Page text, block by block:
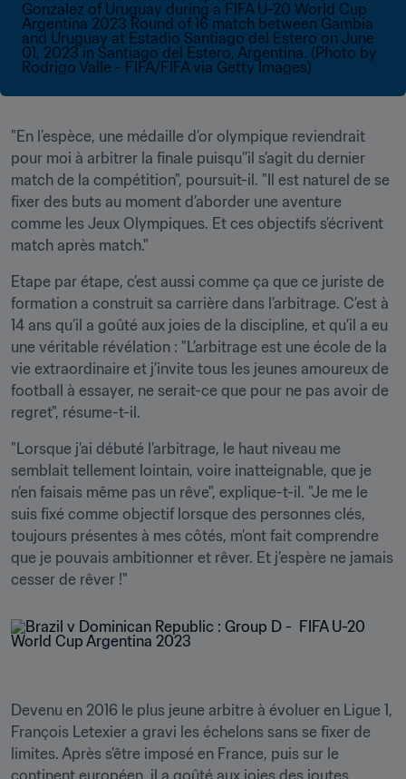
"En l’espèce, une médaille d’or olympique reviendrait
pour moi à arbitrer la finale puisqu’’il s’agit du dernier
match de la compétition", poursuit-il. "Il est naturel de se
fixer des buts au moment d’aborder une aventure
comme les Jeux Olympiques. Et ces objectifs s’écrivent
match après match."
Etape par étape, c’est aussi comme ça que ce juriste de
formation a construit sa carrière dans l’arbitrage. C’est à
14 ans qu’il a goûté aux joies de la discipline, et qu’il a eu
une véritable révélation : "L’arbitrage est une école de la
vie extraordinaire et j’invite tous les jeunes amoureux de
football à essayer, ne serait-ce que pour ne pas avoir de
regret", résume-t-il.
"Lorsque j’ai débuté l’arbitrage, le haut niveau me
semblait tellement lointain, voire inatteignable, que je
n’en faisais même pas un rêve", explique-t-il. "Je me le
suis fixé comme objectif lorsque des personnes clés,
toujours présentes à mes côtés, m’ont fait comprendre
que je pouvais ambitionner et rêver. Et j’espère ne jamais
cesser de rêver !"
Devenu en 2016 le plus jeune arbitre à évoluer en Ligue 1,
François Letexier a gravi les échelons sans se fixer de
limites. Après s’être imposé en France, puis sur le
continent européen, il a goûté aux joies des joutes